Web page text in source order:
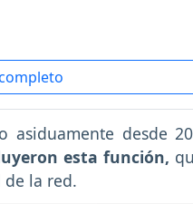
asiduamente desde
esta función,
la red.